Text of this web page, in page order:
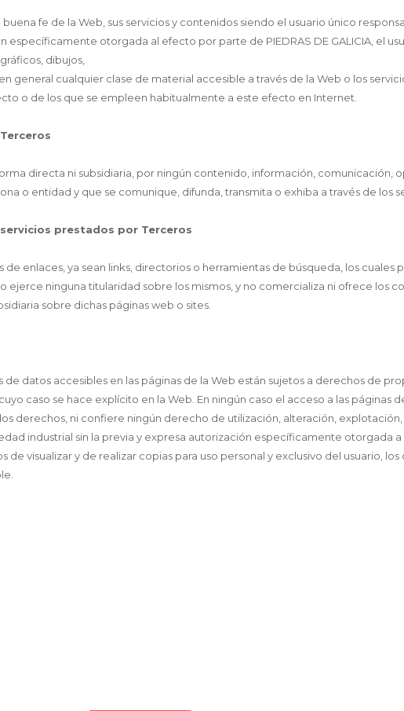
fe de la Web, sus servicios y contenidos siendo el usuario único
otorgada al efecto por parte de PIEDRAS DE GALICIA, el
dibujos,
general cualquier clase de material accesible a través de la Web o los
o de los que se empleen habitualmente a este efecto en Internet.
directa ni subsidiaria, por ningún contenido, información,
o entidad y que se comunique, difunda, transmita o exhiba a través de los
prestados por Terceros
enlaces, ya sean links, directorios o herramientas de búsqueda, los cuales
ejerce ninguna titularidad sobre los mismos, y no comercializa ni ofrece los
sobre dichas páginas web o sites.
datos accesibles en las páginas de la Web están sujetos a derechos de
caso se hace explícito en la Web. En ningún caso el acceso a las páginas
derechos, ni confiere ningún derecho de utilización, alteración,
industrial sin la previa y expresa autorización específicamente otorgada
de visualizar y de realizar copias para uso personal y exclusivo del usuario,